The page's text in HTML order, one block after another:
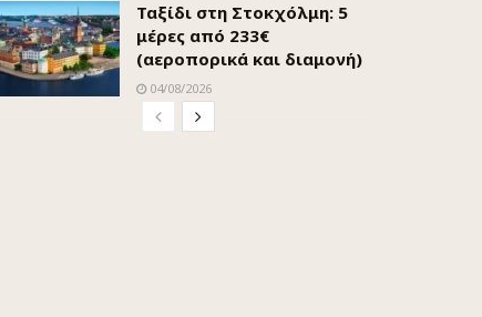
Ταξίδι στη Στοκχόλμη: 5
μέρες από 233€
(αεροπορικά και διαμονή)
04/08/2026